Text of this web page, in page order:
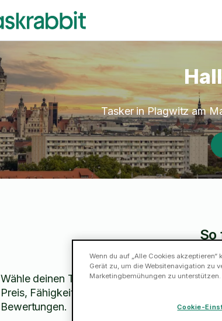
Tasker in Plagwitz am
Wähle deinen Tasker nach
Preis, Fähigkeiten und
Bewertungen.
Wenn du auf „Alle Cookies
Gerät zu, um die Websitenavigation zu
Marketingbemühungen zu unterstützen.
Cookie-